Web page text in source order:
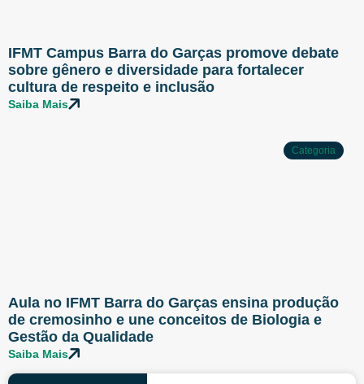
IFMT Campus Barra do Garças promove debate
sobre gênero e diversidade para fortalecer
cultura de respeito e inclusão
Saiba Mais
Categoria
Aula no IFMT Barra do Garças ensina produção
de cremosinho e une conceitos de Biologia e
Gestão da Qualidade
Saiba Mais